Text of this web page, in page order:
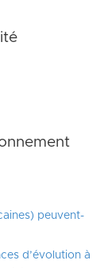
peuvent-
d’évolution à